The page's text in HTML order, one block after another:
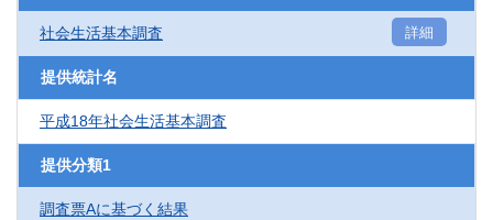
社会生活基本調査 詳細
提供統計名
平成18年社会生活基本調査
提供分類1
調査票Aに基づく結果